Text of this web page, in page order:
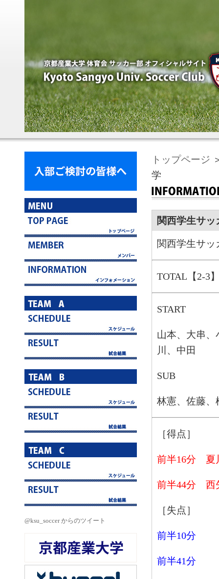
@ksu_soccer からのツイート
トップページ
学
関西学生サ
関西学生サ
TOTAL【2-3
START
山本、大串
川、中田
SUB
林憲、佐藤、
［得点］
前半16分 夏
前半44分 西
［失点］
前半10分
前半41分